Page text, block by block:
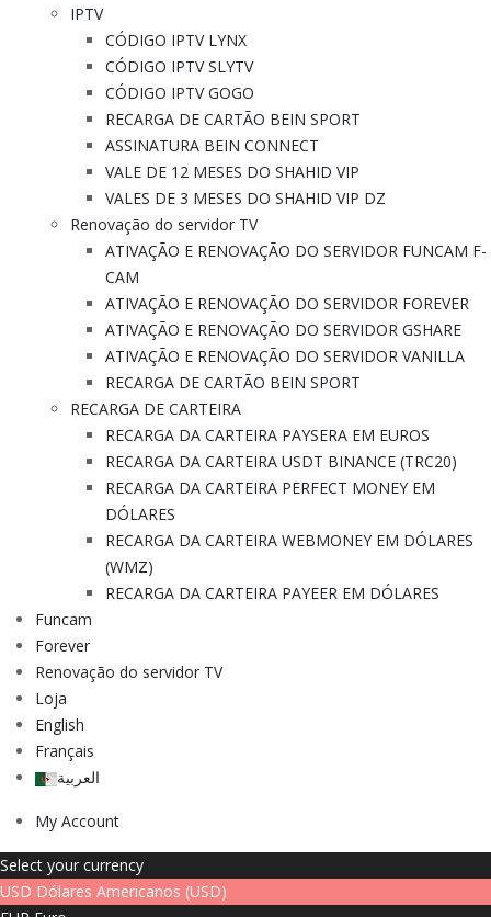
IPTV
CÓDIGO IPTV LYNX
CÓDIGO IPTV SLYTV
CÓDIGO IPTV GOGO
RECARGA DE CARTÃO BEIN SPORT
ASSINATURA BEIN CONNECT
VALE DE 12 MESES DO SHAHID VIP
VALES DE 3 MESES DO SHAHID VIP DZ
Renovação do servidor TV
ATIVAÇÃO E RENOVAÇÃO DO SERVIDOR FUNCAM F-
CAM
ATIVAÇÃO E RENOVAÇÃO DO SERVIDOR FOREVER
ATIVAÇÃO E RENOVAÇÃO DO SERVIDOR GSHARE
ATIVAÇÃO E RENOVAÇÃO DO SERVIDOR VANILLA
RECARGA DE CARTÃO BEIN SPORT
RECARGA DE CARTEIRA
RECARGA DA CARTEIRA PAYSERA EM EUROS
RECARGA DA CARTEIRA USDT BINANCE (TRC20)
RECARGA DA CARTEIRA PERFECT MONEY EM
DÓLARES
RECARGA DA CARTEIRA WEBMONEY EM DÓLARES
(WMZ)
RECARGA DA CARTEIRA PAYEER EM DÓLARES
Funcam
Forever
Renovação do servidor TV
Loja
English
Français
العربية
My Account
Select your currency
USD Dólares Americanos (USD)